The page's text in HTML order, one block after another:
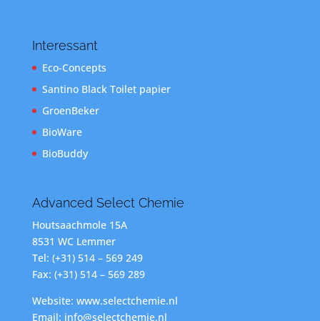
Interessant
Eco-Concepts
Santino Black Toilet papier
GroenBeker
BioWare
BioBuddy
Advanced Select Chemie
Houtsaachmole 15A
8531 WC Lemmer
Tel: (+31) 514 – 569 249
Fax: (+31) 514 – 569 289
Website: www.selectchemie.nl
Email: info@selectchemie.nl